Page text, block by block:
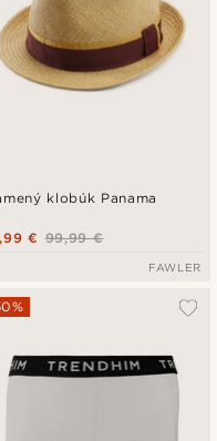
klobúk Panama
99,99 €
€
FAWLER